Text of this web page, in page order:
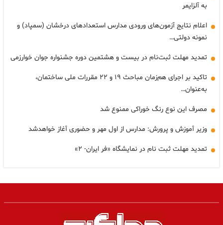
به آلزایمر
اعلام نتایج آزمون‌های ورودی مدارس استعدادهای درخشان (سمپاد) و
نمونه دولتی…
تمدید مهلت ثبت‌نام در بیست و هشتمین دوره جشنواره جوان خوارزمی
تاکید بر اجرای هم‌زمان مباحث ۱۹ و ۲۲ مقررات ملی ساختمان،
به‌عنوان…
مصرف این نوع رنگ خوراکی ممنوع شد
وزیر آموزش و پرورش: مدارس از اول مهر و حضوری آغاز خواهدشد
تمدید مهلت ثبت نام در نمایشگاه «فر ایران- ۲»